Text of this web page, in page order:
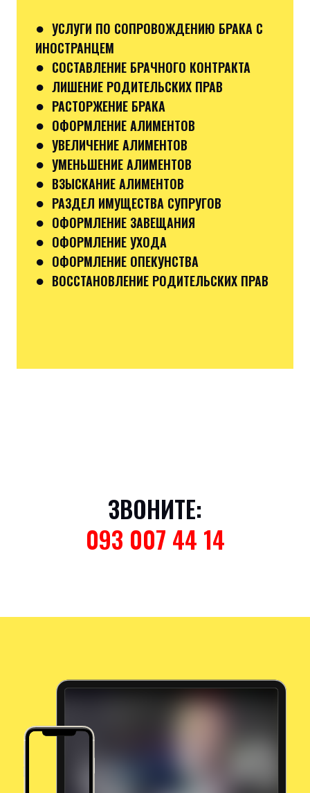
● УСЛУГИ ПО СОПРОВОЖДЕНИЮ БРАКА С
ИНОСТРАНЦЕМ
● СОСТАВЛЕНИЕ БРАЧНОГО КОНТРАКТА
● ЛИШЕНИЕ РОДИТЕЛЬСКИХ ПРАВ
● РАСТОРЖЕНИЕ БРАКА
● ОФОРМЛЕНИЕ АЛИМЕНТОВ
● УВЕЛИЧЕНИЕ АЛИМЕНТОВ
● УМЕНЬШЕНИЕ АЛИМЕНТОВ
● ВЗЫСКАНИЕ АЛИМЕНТОВ
● РАЗДЕЛ ИМУЩЕСТВА СУПРУГОВ
● ОФОРМЛЕНИЕ ЗАВЕЩАНИЯ
● ОФОРМЛЕНИЕ УХОДА
● ОФОРМЛЕНИЕ ОПЕКУНСТВА
● ВОССТАНОВЛЕНИЕ РОДИТЕЛЬСКИХ ПРАВ
ЗВОНИТЕ:
093 007 44 14